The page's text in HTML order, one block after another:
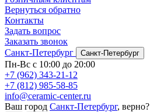
Вернуться обратно
Контакты
Задать вопрос
Заказать звонок
Санкт-Петербург
Санкт-Петербург
Пн-Вс с 10:00 до 20:00
+7 (962) 343-21-12
+7 (812) 985-58-85
info@ceramic-center.ru
Ваш город Санкт-Петербург, верно?